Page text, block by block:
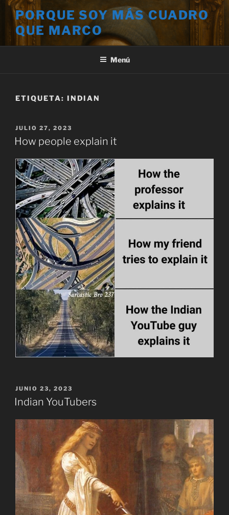
Saltar
contenido
PORQUE SOY MÁS CUADRO
QUE MARCO
Menú
ETIQUETA: INDIAN
PUBLICADO
EL
JULIO 27, 2023
How people explain it
PUBLICADO
EL
JUNIO 23, 2023
Indian YouTubers